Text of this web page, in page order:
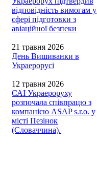
відповідність вимогам у
сфері підготовки з
авіаційної безпеки
21 травня 2026
День Вишиванки в
Украерорусі
12 травня 2026
САІ Украероруху
розпочала співпрацю з
компанією ASAP s.r.o. у
місті Пезінок
(Словаччина).